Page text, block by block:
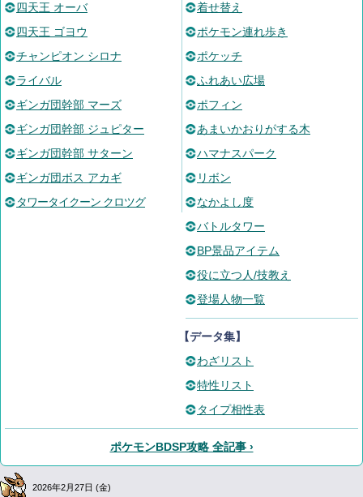
四天王 オーバ
四天王 ゴヨウ
チャンピオン シロナ
ライバル
ギンガ団幹部 マーズ
ギンガ団幹部 ジュピター
ギンガ団幹部 サターン
ギンガ団ボス アカギ
タワータイクーン クロツグ
着せ替え
ポケモン連れ歩き
ポケッチ
ふれあい広場
ポフィン
あまいかおりがする木
ハマナスパーク
リボン
なかよし度
バトルタワー
BP景品アイテム
役に立つ人/技教え
登場人物一覧
【データ集】
わざリスト
特性リスト
タイプ相性表
ポケモンBDSP攻略 全記事 ›
2026年2月27日 (金)